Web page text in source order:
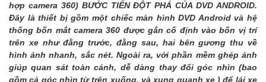
hợp camera 360) BƯỚC TIẾN ĐỘT PHÁ CỦA DVD ANDROID.
Đây là thiết bị gồm một chiếc màn hình DVD Android và hệ
thống bốn mắt camera 360 được gắn cố định vào bốn vị trí
trên xe như đằng trước, đằng sau, hai bên gương thu về
hình ảnh nhanh, sắc nét. Ngoài ra, với phần mềm ghép ảnh
giúp quan sát toàn cảnh, dễ dàng thay đổi góc nhìn (bao
gồm cả góc nhìn từ trên xuống, và xung quanh xe ) để lái xe